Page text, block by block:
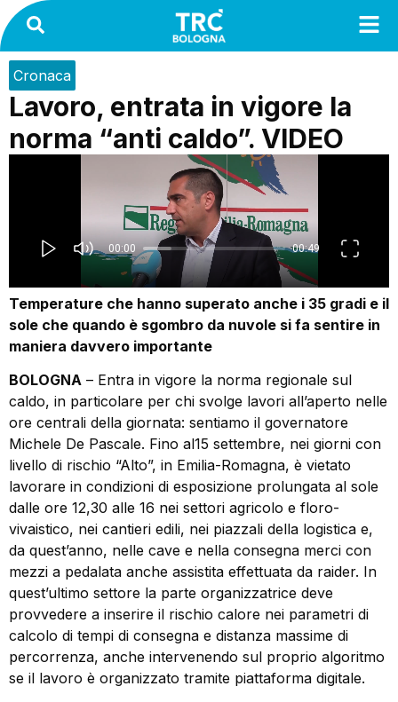
Cronaca
Lavoro, entrata in vigore la
norma “anti caldo”. VIDEO
Temperature che hanno superato anche i 35 gradi e il
sole che quando è sgombro da nuvole si fa sentire in
maniera davvero importante
BOLOGNA – Entra in vigore la norma regionale sul
caldo, in particolare per chi svolge lavori all’aperto nelle
ore centrali della giornata: sentiamo il governatore
Michele De Pascale. Fino al15 settembre, nei giorni con
livello di rischio “Alto”, in Emilia-Romagna, è vietato
lavorare in condizioni di esposizione prolungata al sole
dalle ore 12,30 alle 16 nei settori agricolo e floro-
vivaistico, nei cantieri edili, nei piazzali della logistica e,
da quest’anno, nelle cave e nella consegna merci con
mezzi a pedalata anche assistita effettuata da raider. In
quest’ultimo settore la parte organizzatrice deve
provvedere a inserire il rischio calore nei parametri di
calcolo di tempi di consegna e distanza massime di
percorrenza, anche intervenendo sul proprio algoritmo
se il lavoro è organizzato tramite piattaforma digitale.